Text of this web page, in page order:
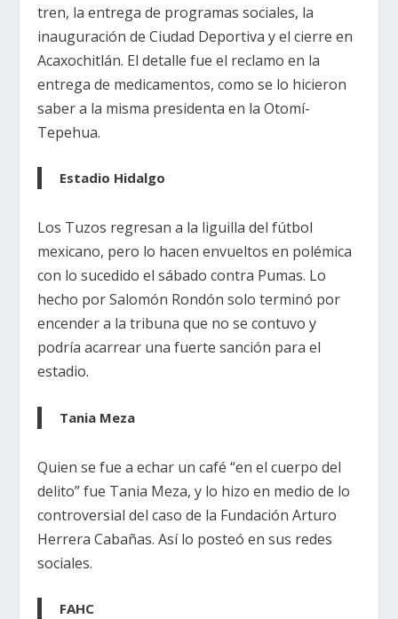
tren, la entrega de programas sociales, la
inauguración de Ciudad Deportiva y el cierre en
Acaxochitlán. El detalle fue el reclamo en la
entrega de medicamentos, como se lo hicieron
saber a la misma presidenta en la Otomí-
Tepehua.
Estadio Hidalgo
Los Tuzos regresan a la liguilla del fútbol
mexicano, pero lo hacen envueltos en polémica
con lo sucedido el sábado contra Pumas. Lo
hecho por Salomón Rondón solo terminó por
encender a la tribuna que no se contuvo y
podría acarrear una fuerte sanción para el
estadio.
Tania Meza
Quien se fue a echar un café “en el cuerpo del
delito” fue Tania Meza, y lo hizo en medio de lo
controversial del caso de la Fundación Arturo
Herrera Cabañas. Así lo posteó en sus redes
sociales.
FAHC